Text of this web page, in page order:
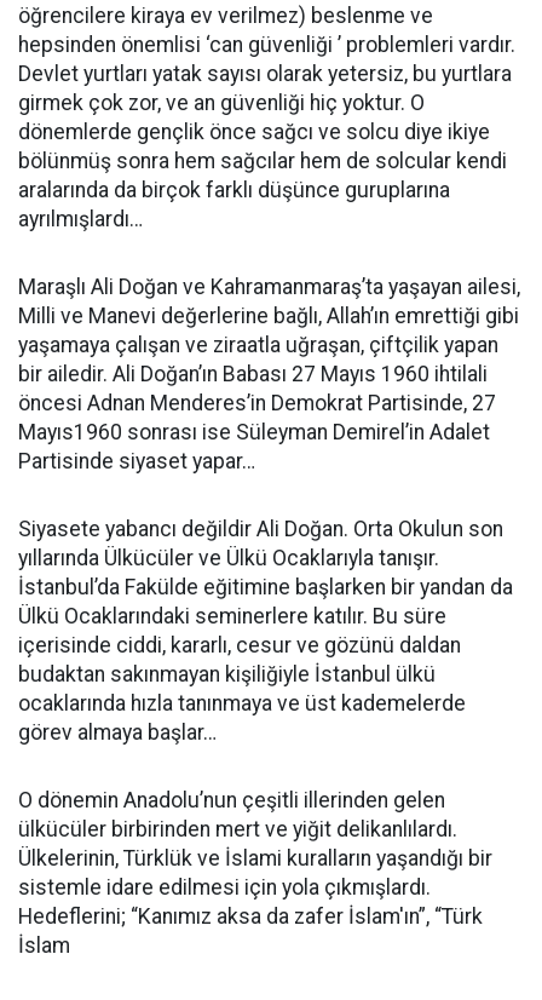
öğrencilere kiraya ev verilmez) beslenme ve
hepsinden önemlisi ‘can güvenliği ’ problemleri vardır.
Devlet yurtları yatak sayısı olarak yetersiz, bu yurtlara
girmek çok zor, ve an güvenliği hiç yoktur. O
dönemlerde gençlik önce sağcı ve solcu diye ikiye
bölünmüş sonra hem sağcılar hem de solcular kendi
aralarında da birçok farklı düşünce guruplarına
ayrılmışlardı…
Maraşlı Ali Doğan ve Kahramanmaraş’ta yaşayan ailesi,
Milli ve Manevi değerlerine bağlı, Allah’ın emrettiği gibi
yaşamaya çalışan ve ziraatla uğraşan, çiftçilik yapan
bir ailedir. Ali Doğan’ın Babası 27 Mayıs 1960 ihtilali
öncesi Adnan Menderes’in Demokrat Partisinde, 27
Mayıs1960 sonrası ise Süleyman Demirel’in Adalet
Partisinde siyaset yapar…
Siyasete yabancı değildir Ali Doğan. Orta Okulun son
yıllarında Ülkücüler ve Ülkü Ocaklarıyla tanışır.
İstanbul’da Fakülde eğitimine başlarken bir yandan da
Ülkü Ocaklarındaki seminerlere katılır. Bu süre
içerisinde ciddi, kararlı, cesur ve gözünü daldan
budaktan sakınmayan kişiliğiyle İstanbul ülkü
ocaklarında hızla tanınmaya ve üst kademelerde
görev almaya başlar…
O dönemin Anadolu’nun çeşitli illerinden gelen
ülkücüler birbirinden mert ve yiğit delikanlılardı.
Ülkelerinin, Türklük ve İslami kuralların yaşandığı bir
sistemle idare edilmesi için yola çıkmışlardı.
Hedeflerini; “Kanımız aksa da zafer İslam'ın”, “Türk
İslam